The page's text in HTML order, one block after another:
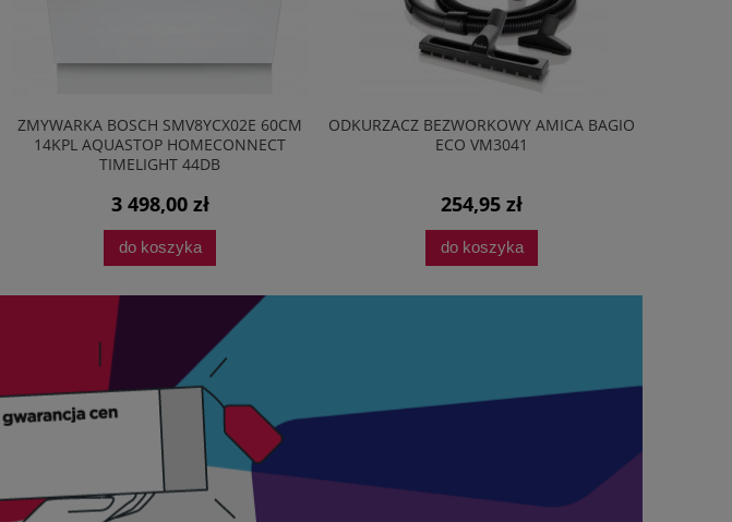
ZMYWARKA BOSCH SMV8YCX02E 60CM
14KPL AQUASTOP HOMECONNECT
TIMELIGHT 44DB
3 498,00 zł
do koszyka
ODKURZACZ BEZWORKOWY AMICA BAGIO
ECO VM3041
254,95 zł
do koszyka